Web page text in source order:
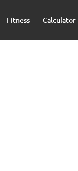
Fitness Calculator